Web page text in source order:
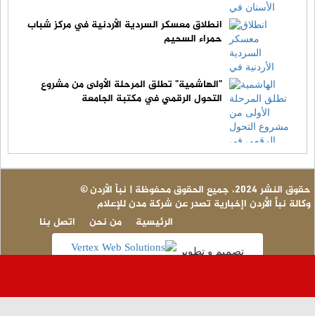
انطلاق معسكر السردية الأردنية في مركز شباب
حمراء السحيم
"الهاشمية" تطلق المرحلة الأولى من مشروع
التحول الرقمي في مكتبة الجامعة
© حقوق النشر 2024، جميع الحقوق محفوظة | نبأ الأردن
وكالة نبأ الأردن اإخبارية تصدر عن شركة مدن للإعلام
اتصل بنا
من نحن الرئيسية
تصميم و تطوير